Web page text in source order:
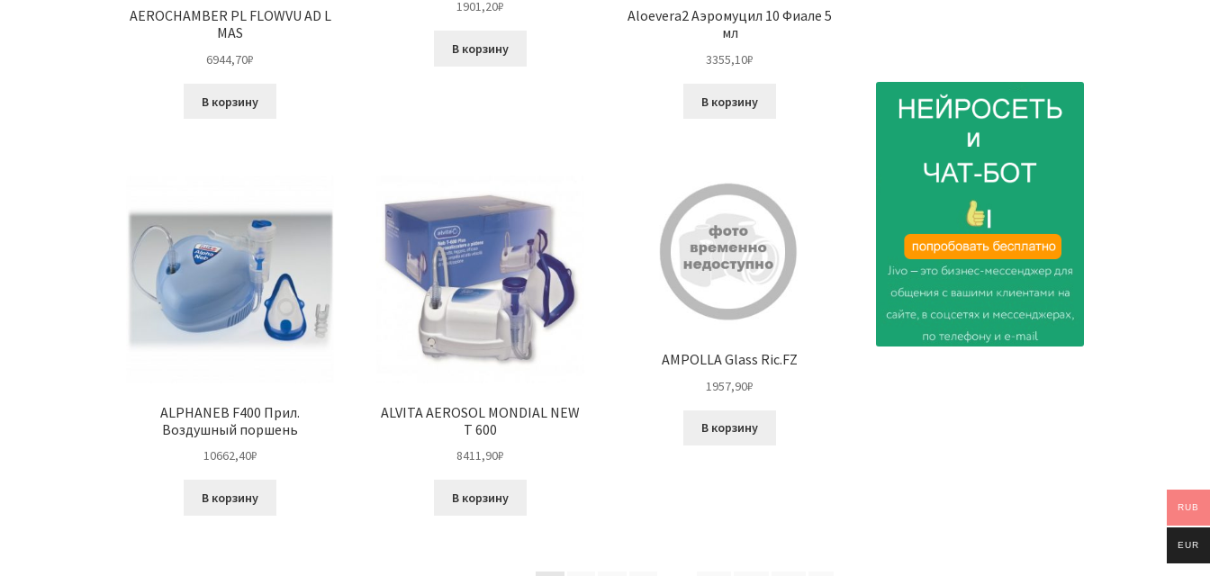
AEROCHAMBER PL FLOWVU AD L
MAS
6944,70₽
В корзину
1901,20₽
В корзину
Aloevera2 Аэромуцил 10 Фиале 5
мл
3355,10₽
В корзину
ALPHANEB F400 Прил.
Воздушный поршень
10662,40₽
В корзину
ALVITA AEROSOL MONDIAL NEW
T 600
8411,90₽
В корзину
AMPOLLA Glass Ric.FZ
1957,90₽
В корзину
RUB
EUR